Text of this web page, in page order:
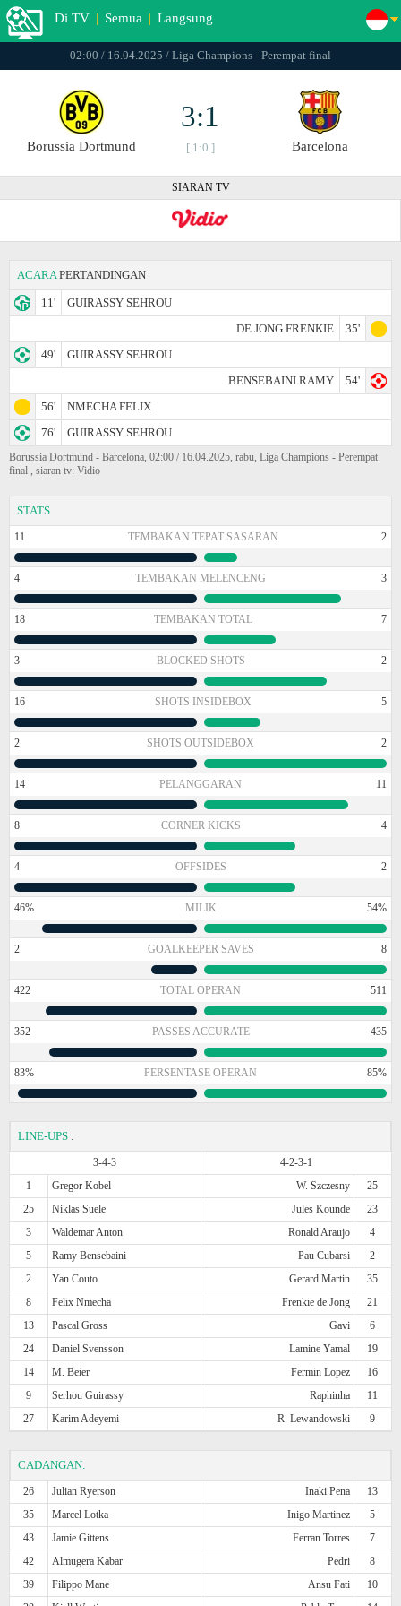
Di TV | Semua | Langsung
02:00 / 16.04.2025 / Liga Champions - Perempat final
Borussia Dortmund
3:1
[ 1:0 ] Barcelona
SIARAN TV
ACARA PERTANDINGAN
11'
GUIRASSY SEHROU
DE JONG FRENKIE
35'
49'
GUIRASSY SEHROU
BENSEBAINI RAMY
54'
56'
NMECHA FELIX
76'
GUIRASSY SEHROU
Borussia Dortmund - Barcelona, 02:00 / 16.04.2025, rabu, Liga Champions - Perempat
final , siaran tv: Vidio
STATS
11 TEMBAKAN TEPAT SASARAN 2
4 TEMBAKAN MELENCENG 3
18 TEMBAKAN TOTAL 7
3 BLOCKED SHOTS 2
16 SHOTS INSIDEBOX 5
2 SHOTS OUTSIDEBOX 2
14 PELANGGARAN 11
8 CORNER KICKS 4
4 OFFSIDES 2
46% MILIK 54%
2 GOALKEEPER SAVES 8
422 TOTAL OPERAN 511
352 PASSES ACCURATE 435
83% PERSENTASE OPERAN 85%
LINE-UPS :
3-4-3
4-2-3-1
1
Gregor Kobel W. Szczesny
25
25
Niklas Suele Jules Kounde
23
3
Waldemar Anton Ronald Araujo
4
5
Ramy Bensebaini Pau Cubarsi
2
2
Yan Couto Gerard Martin
35
8
Felix Nmecha Frenkie de Jong
21
13
Pascal Gross Gavi
6
24
Daniel Svensson Lamine Yamal
19
14
M. Beier Fermin Lopez
16
9
Serhou Guirassy Raphinha
11
27
Karim Adeyemi R. Lewandowski 9
CADANGAN:
26 Julian Ryerson Inaki Pena
13
35
Marcel Lotka Inigo Martinez
5
43
Jamie Gittens Ferran Torres
7
42
Almugera Kabar Pedri
8
39
Filippo Mane Ansu Fati
10